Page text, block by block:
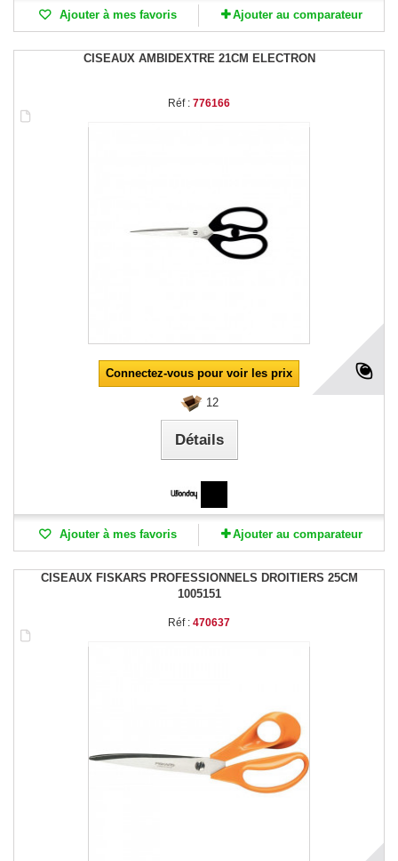
Ajouter à mes favoris Ajouter au comparateur
CISEAUX AMBIDEXTRE 21CM ELECTRON
Réf : 776166
Connectez-vous pour voir les prix
12
Détails
Ajouter à mes favoris Ajouter au comparateur
CISEAUX FISKARS PROFESSIONNELS DROITIERS 25CM
1005151
Réf : 470637